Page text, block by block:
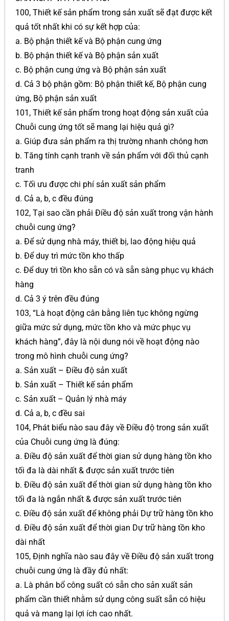
100, Thiết kế sản phẩm trong sản xuất sẽ đạt được kết
quả tốt nhất khi có sự kết hợp của:
a. Bộ phận thiết kế và Bộ phận cung ứng
b. Bộ phận thiết kế và Bộ phận sản xuất
c. Bộ phận cung ứng và Bộ phận sản xuất
d. Cả 3 bộ phận gồm: Bộ phận thiết kế, Bộ phận cung
ứng, Bộ phận sản xuất
101, Thiết kế sản phẩm trong hoạt động sản xuất của
Chuỗi cung ứng tốt sẽ mang lại hiệu quả gì?
a. Giúp đưa sản phẩm ra thị trường nhanh chóng hơn
b. Tăng tính cạnh tranh về sản phẩm với đối thủ cạnh
tranh
c. Tối ưu được chi phí sản xuất sản phẩm
d. Cả a, b, c đều đúng
102, Tại sao cần phải Điều độ sản xuất trong vận hành
chuỗi cung ứng?
a. Để sử dụng nhà máy, thiết bị, lao động hiệu quả
b. Để duy trì mức tồn kho thấp
c. Để duy trì tồn kho sẵn có và sẵn sàng phục vụ khách
hàng
d. Cả 3 ý trên đều đúng
103, “Là hoạt động cân bằng liên tục không ngừng
giữa mức sử dụng, mức tồn kho và mức phục vụ
khách hàng”, đây là nội dung nói về hoạt động nào
trong mô hình chuỗi cung ứng?
a. Sản xuất – Điều độ sản xuất
b. Sản xuất – Thiết kế sản phẩm
c. Sản xuất – Quản lý nhà máy
d. Cả a, b, c đều sai
104, Phát biểu nào sau đây về Điều độ trong sản xuất
của Chuỗi cung ứng là đúng:
a. Điều độ sản xuất để thời gian sử dụng hàng tồn kho
tối đa là dài nhất & được sản xuất trước tiên
b. Điều độ sản xuất để thời gian sử dụng hàng tồn kho
tối đa là ngắn nhất & được sản xuất trước tiên
c. Điều độ sản xuất để không phải Dự trữ hàng tồn kho
d. Điều độ sản xuất để thời gian Dự trữ hàng tồn kho
dài nhất
105, Định nghĩa nào sau đây về Điều độ sản xuất trong
chuỗi cung ứng là đầy đủ nhất:
a. Là phân bổ công suất có sẵn cho sản xuất sản
phẩm cần thiết nhằm sử dụng công suất sẵn có hiệu
quả và mang lại lợi ích cao nhất.